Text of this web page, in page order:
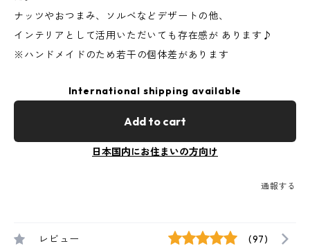
ナッツやおつまみ、ソルベなどデザートの他、
インテリアとして活用いただいても存在感が あります♪
※ハンドメイドのため若干の個体差があります
International shipping available
Add to cart
日本国内にお住まいの方向け
通報する
レビュー (97)